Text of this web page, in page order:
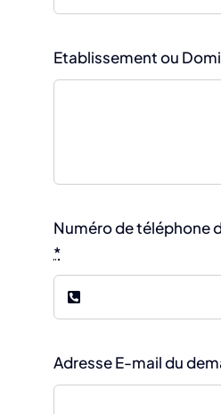
Etablissement ou
Numéro de téléphone
*
Adresse E-mail du